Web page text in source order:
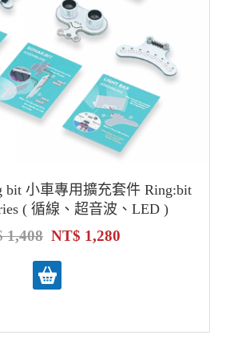
bit 小車專用擴充套件 Ring:bit
( 循線、超音波、LED )
1,408 1,280